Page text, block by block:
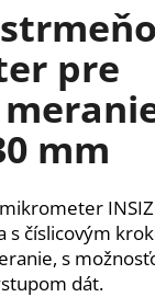
pre
mm
s číslicovým
s
dát.